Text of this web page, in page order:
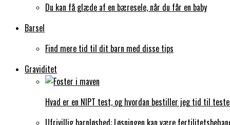
Du kan få glæde af en bæresele, når du får en baby
Barsel
Find mere tid til dit barn med disse tips
Graviditet
Hvad er en NIPT test, og hvordan bestiller jeg tid til
Ufrivillig barnløshed: Løsningen kan være